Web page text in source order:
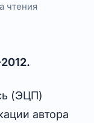
чтения
(ЭЦП)
автора